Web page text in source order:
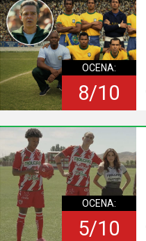
OCENA:
8/10
OCENA:
5/10